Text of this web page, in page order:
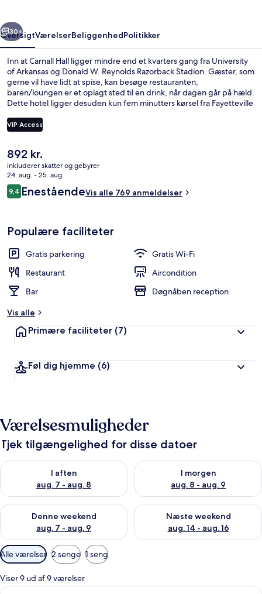
Næste
30+
OversigtVærelserBeliggenhedPolitikker
Inn at Carnall Hall ligger mindre end et kvarters gang fra University
of Arkansas og Donald W. Reynolds Razorback Stadion. Gæster, som
gerne vil have lidt at spise, kan besøge restauranten,
baren/loungen er et oplagt sted til en drink, når dagen går på hæld.
Dette hotel ligger desuden kun fem minutters kørsel fra Fayetteville
personale.
VIP Access
Den
nuværende
pris
er
892 kr.
892 kr.
inkluderer skatter og gebyrer
24. aug. - 25. aug.
Anmeldelser
9,49,4 ud af 10.
EneståendeVis alle 769 anmeldelser
Populære faciliteter
Gratis parkering
Gratis Wi-Fi
Restaurant
Aircondition
Bar
Døgnåben reception
Vis alle
Primære faciliteter (7)
Føl dig hjemme (6)
Værelsesmuligheder
Tjek tilgængelighed for disse datoer
I aften
aug. 7 - aug. 8
Tjek tilgængelighed for i aften aug. 7 - aug. 8
I morgen
aug. 8 - aug. 9
Tjek tilgængelighed for i
Denne weekend
aug. 7 - aug. 9
Tjek tilgængelighed for denne weekend aug. 7 - aug. 9
Næste weekend
aug. 14 - aug. 16
Tjek tilgængelighed for næste
Tilgængelige
filtre
for
værelser
Alle værelser 2 senge 1 seng
Viser 9 ud af 9 værelser